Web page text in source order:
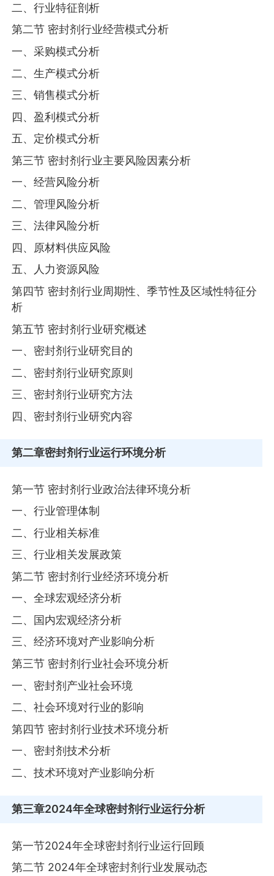
二、行业特征剖析
第二节 密封剂行业经营模式分析
一、采购模式分析
二、生产模式分析
三、销售模式分析
四、盈利模式分析
五、定价模式分析
第三节 密封剂行业主要风险因素分析
一、经营风险分析
二、管理风险分析
三、法律风险分析
四、原材料供应风险
五、人力资源风险
第四节 密封剂行业周期性、季节性及区域性特征分
析
第五节 密封剂行业研究概述
一、密封剂行业研究目的
二、密封剂行业研究原则
三、密封剂行业研究方法
四、密封剂行业研究内容
第二章密封剂行业运行环境分析
第一节 密封剂行业政治法律环境分析
一、行业管理体制
二、行业相关标准
三、行业相关发展政策
第二节 密封剂行业经济环境分析
一、全球宏观经济分析
二、国内宏观经济分析
三、经济环境对产业影响分析
第三节 密封剂行业社会环境分析
一、密封剂产业社会环境
二、社会环境对行业的影响
第四节 密封剂行业技术环境分析
一、密封剂技术分析
二、技术环境对产业影响分析
第三章2024年全球密封剂行业运行分析
第一节2024年全球密封剂行业运行回顾
第二节 2024年全球密封剂行业发展动态